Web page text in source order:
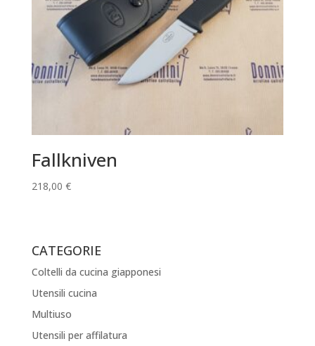
Fallkniven
218,00 €
CATEGORIE
Coltelli da cucina giapponesi
Utensili cucina
Multiuso
Utensili per affilatura